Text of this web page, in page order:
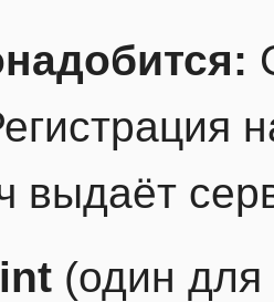
выдаёт
(один для